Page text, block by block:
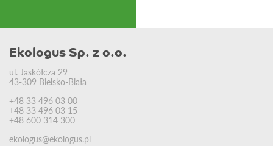
Ekologus Sp. z o.o.
ul. Jaskółcza 29
43-309 Bielsko-Biała
+48 33 496 03 00
+48 33 496 03 15
+48 600 314 300
ekologus@ekologus.pl